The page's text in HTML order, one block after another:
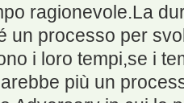
ragionevole.La
un processo per
i loro tempi,se i
più un